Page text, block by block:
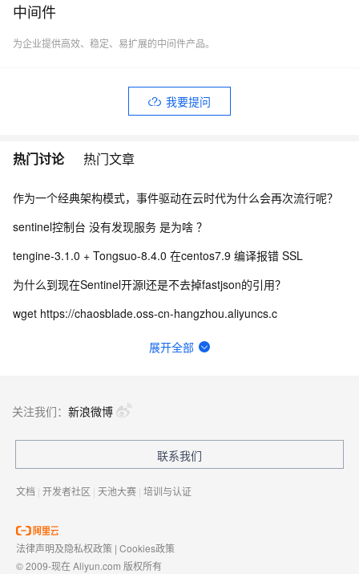
中间件
为企业提供高效、稳定、易扩展的中间件产品。
我要提问
热门讨论 热门文章
作为一个经典架构模式，事件驱动在云时代为什么会再次流行呢？
sentinel控制台 没有发现服务 是为啥 ？
tengine-3.1.0 + Tongsuo-8.4.0 在centos7.9 编译报错 SSL
为什么到现在Sentinel开源l还是不去掉fastjson的引用？
wget https://chaosblade.oss-cn-hangzhou.aliyuncs.c
展开全部
关注我们： 新浪微博
联系我们
文档 | 开发者社区 | 天池大赛 | 培训与认证
法律声明及隐私权政策 | Cookies政策
© 2009-现在 Aliyun.com 版权所有